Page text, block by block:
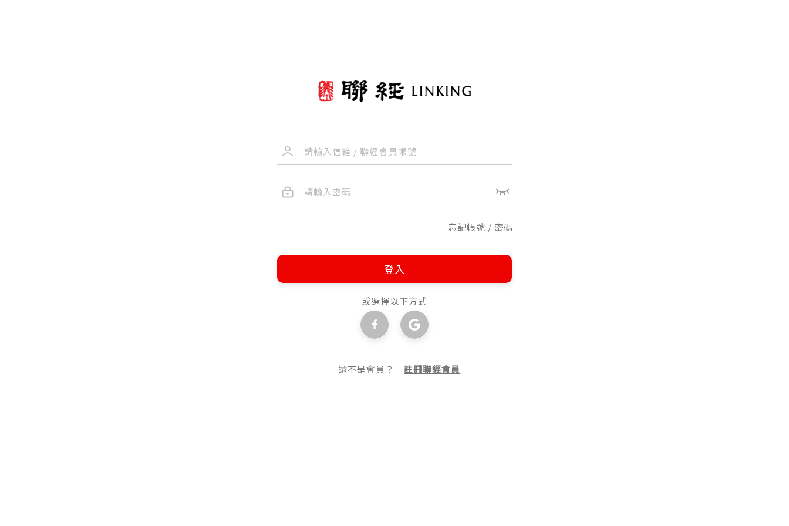
忘記帳號 / 密碼
登入
或選擇以下方式
還不是會員？註冊聯經會員